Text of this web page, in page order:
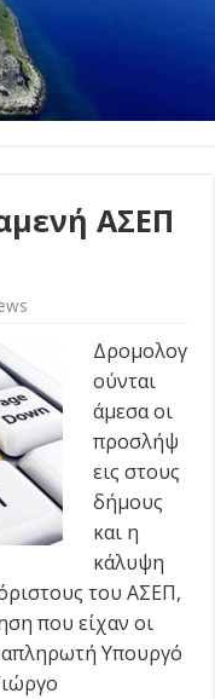
ΑΣΕΠ
Δρομολογ
ούνται
άμεσα οι
προσλήψ
εις στους
δήμους
και η
κάλυψη
του ΑΣΕΠ,
που είχαν οι
Υπουργό